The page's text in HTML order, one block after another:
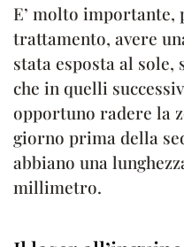
E’ molto
trattamento, avere
stata esposta al
che in quelli
opportuno radere la
giorno prima della
abbiano una
millimetro.